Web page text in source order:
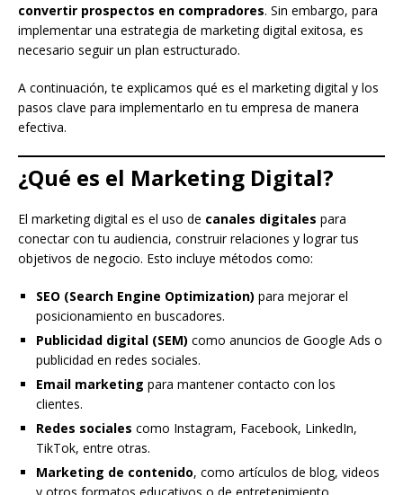
convertir prospectos en compradores. Sin embargo, para
implementar una estrategia de marketing digital exitosa, es
necesario seguir un plan estructurado.
A continuación, te explicamos qué es el marketing digital y los
pasos clave para implementarlo en tu empresa de manera
efectiva.
¿Qué es el Marketing Digital?
El marketing digital es el uso de canales digitales para
conectar con tu audiencia, construir relaciones y lograr tus
objetivos de negocio. Esto incluye métodos como:
SEO (Search Engine Optimization) para mejorar el
posicionamiento en buscadores.
Publicidad digital (SEM) como anuncios de Google Ads o
publicidad en redes sociales.
Email marketing para mantener contacto con los
clientes.
Redes sociales como Instagram, Facebook, LinkedIn,
TikTok, entre otras.
Marketing de contenido, como artículos de blog, videos